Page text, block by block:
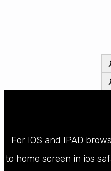
For IOS and IPAD
to home screen in ios